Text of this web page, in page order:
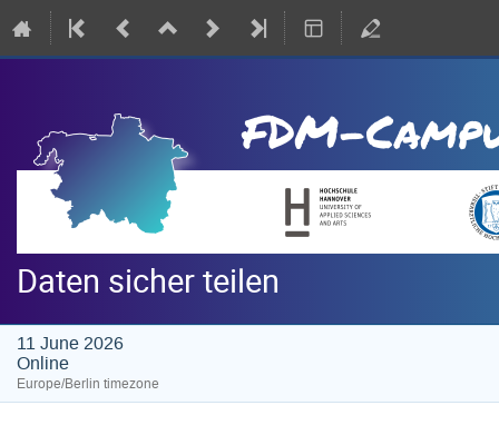
Daten sicher teilen
11 June 2026
Online
Europe/Berlin timezone